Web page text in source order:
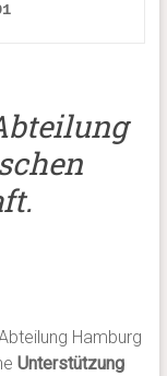
Hamburg
Unterstützung